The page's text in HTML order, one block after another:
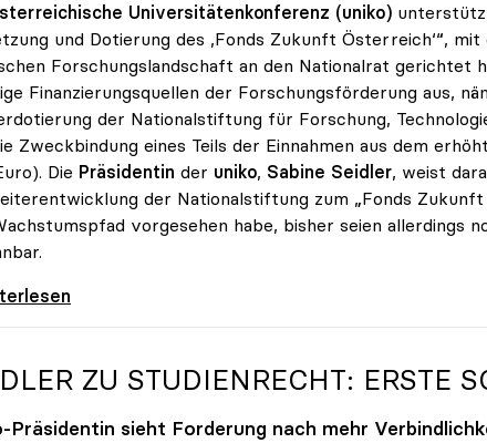
Universitätenkonferenz (uniko)
und Dotierung des ,Fonds Zukunft Österreich‘“,
Forschungslandschaft an den Nationalrat gerichtet
Finanzierungsquellen der Forschungsförderung aus,
der Nationalstiftung für Forschung,
Zweckbindung eines Teils der Einnahmen aus dem
Die Präsidentin der uniko, Sabine Seidler, weist
der Nationalstiftung zum „Fonds
vorgesehen habe, bisher seien allerdings
unterstützt Petition zu Dotierung des „Fonds
ZU STUDIENRECHT: ERSTE
-Präsidentin sieht Forderung nach mehr